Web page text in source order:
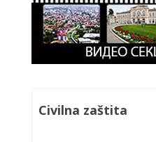
Civilna zaštita